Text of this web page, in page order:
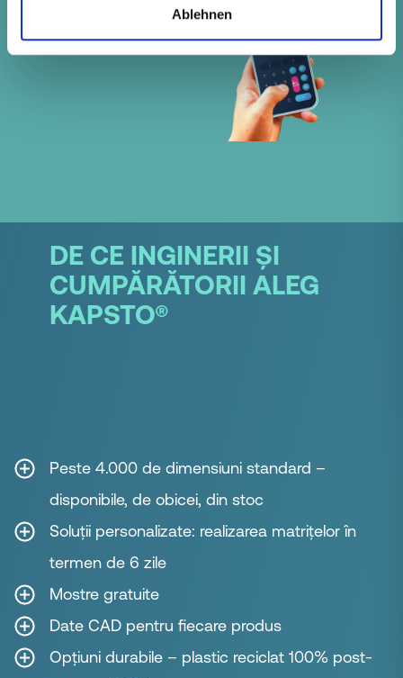
Ablehnen
DE CE INGINERII ȘI
CUMPĂRĂTORII ALEG
KAPSTO®
Peste 4.000 de dimensiuni standard –
disponibile, de obicei, din stoc
Soluții personalizate: realizarea matrițelor în
termen de 6 zile
Mostre gratuite
Date CAD pentru fiecare produs
Opțiuni durabile – plastic reciclat 100% post-